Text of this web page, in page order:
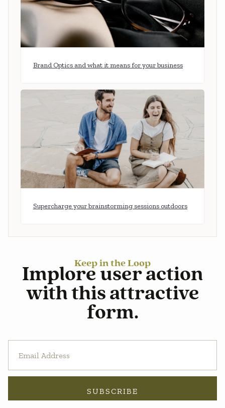
Brand Optics and what it means for your business
Supercharge your brainstorming sessions outdoors
Keep in the Loop
Implore user action
with this attractive
form.